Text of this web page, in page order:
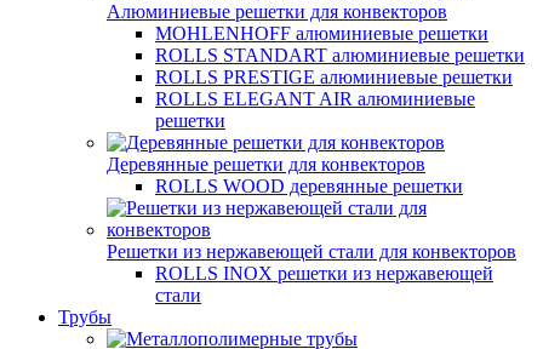
Алюминиевые решетки для конвекторов
MOHLENHOFF алюминиевые решетки
ROLLS STANDART алюминиевые решетки
ROLLS PRESTIGE алюминиевые решетки
ROLLS ELEGANT AIR алюминиевые
решетки
Деревянные решетки для конвекторов
ROLLS WOOD деревянные решетки
Решетки из нержавеющей стали для конвекторов
ROLLS INOX решетки из нержавеющей
стали
Трубы